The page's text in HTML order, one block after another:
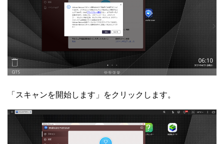
「スキャンを開始します」をクリックします。